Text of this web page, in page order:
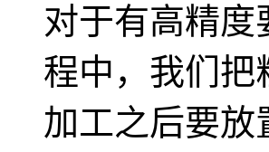
对于有高精度
程中，我们把
加工之后要放